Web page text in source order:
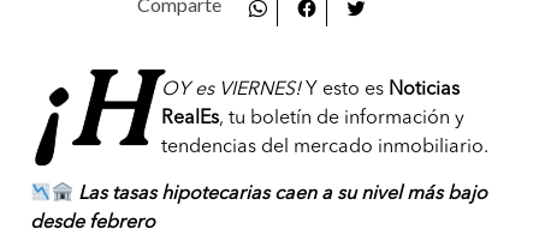
¡H OY es VIERNES!Y esto es Noticias
RealEs, tu boletín de información y
tendencias del mercado inmobiliario.
Las tasas hipotecarias caen a su nivel más bajo
desde febrero